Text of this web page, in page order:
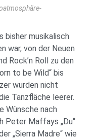
bisher musikalisch
war, von der Neuen
Rock’n Roll zu den
to be Wild“ bis
wurden nicht
Tanzfläche leerer.
Wünsche nach
Peter Maffays „Du“
„Sierra Madre“ wie